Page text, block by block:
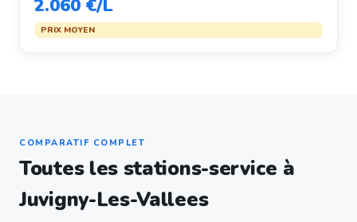
2.060 €/L
PRIX MOYEN
COMPARATIF COMPLET
Toutes les stations-service à
Juvigny-Les-Vallees